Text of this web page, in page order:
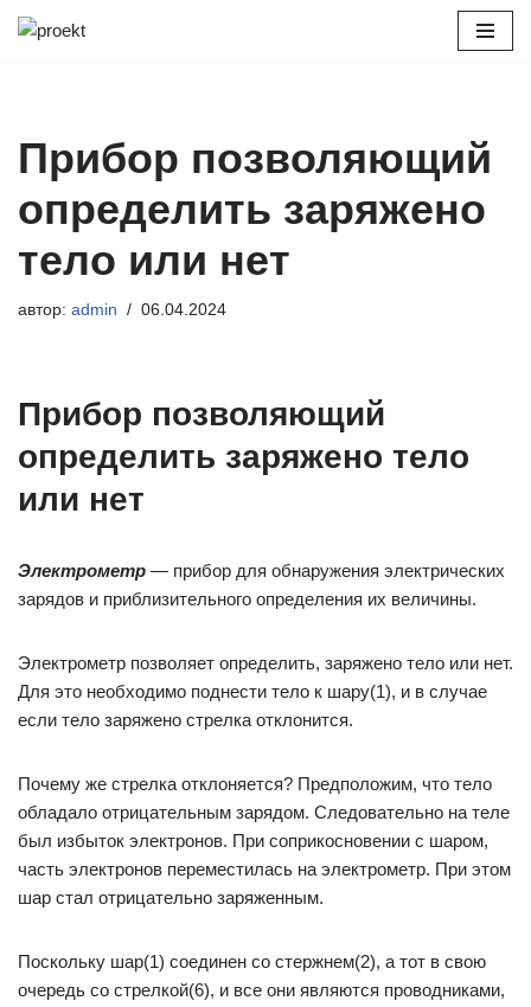
Прибор позволяющий
определить заряжено
тело или нет
автор: admin 06.04.2024
Прибор позволяющий
определить заряжено тело
или нет
Электрометр — прибор для обнаружения электрических
зарядов и приблизительного определения их величины.
Электрометр позволяет определить, заряжено тело или нет.
Для это необходимо поднести тело к шару(1), и в случае
если тело заряжено стрелка отклонится.
Почему же стрелка отклоняется? Предположим, что тело
обладало отрицательным зарядом. Следовательно на теле
был избыток электронов. При соприкосновении с шаром,
часть электронов переместилась на электрометр. При этом
шар стал отрицательно заряженным.
Поскольку шар(1) соединен со стержнем(2), а тот в свою
очередь со стрелкой(6), и все они являются проводниками,